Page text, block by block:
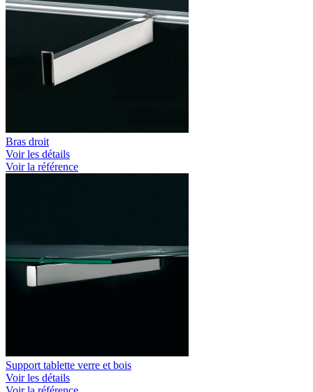
Bras droit
Voir les détails
Voir la référence
Support tablette verre et bois
Voir les détails